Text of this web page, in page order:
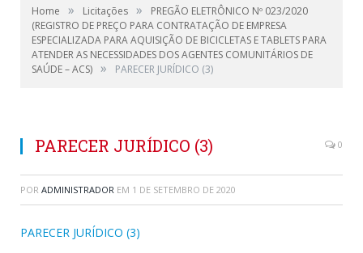
Home » Licitações »
PREGÃO ELETRÔNICO Nº 023/2020
(REGISTRO DE PREÇO PARA CONTRATAÇÃO DE EMPRESA
ESPECIALIZADA PARA AQUISIÇÃO DE BICICLETAS E TABLETS PARA
ATENDER AS NECESSIDADES DOS AGENTES COMUNITÁRIOS DE
SAÚDE – ACS) » PARECER JURÍDICO (3)
PARECER JURÍDICO (3) 0
POR ADMINISTRADOR EM 1 DE SETEMBRO DE 2020
PARECER JURÍDICO (3)